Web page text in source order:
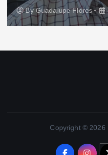
ByGuadalupe Flores
Copyright © 2026